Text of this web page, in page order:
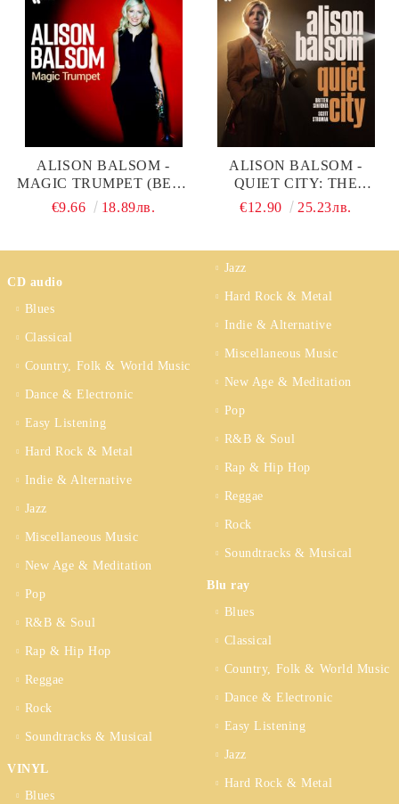
ALISON BALSOM -
MAGIC TRUMPET (BEST
OF) (CD)
€9.66 18.89лв.
ALISON BALSOM -
QUIET CITY: THE
LONELY VOICE OF THE
€12.90 25.23лв.
CD audio
Blues
Classical
Country, Folk & World Music
Dance & Electronic
Easy Listening
Hard Rock & Metal
Indie & Alternative
Jazz
Miscellaneous Music
New Age & Meditation
Pop
R&B & Soul
Rap & Hip Hop
Reggae
Rock
Soundtracks & Musical
VINYL
Blues
Jazz
Hard Rock & Metal
Indie & Alternative
Miscellaneous Music
New Age & Meditation
Pop
R&B & Soul
Rap & Hip Hop
Reggae
Rock
Soundtracks & Musical
Blu ray
Blues
Classical
Country, Folk & World Music
Dance & Electronic
Easy Listening
Jazz
Hard Rock & Metal